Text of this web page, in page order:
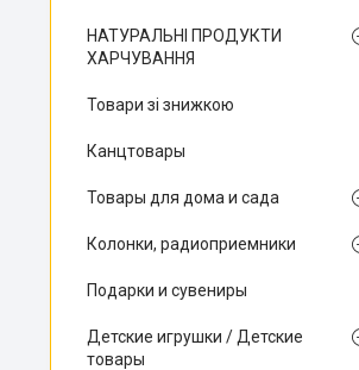
НАТУРАЛЬНІ ПРОДУКТИ
ХАРЧУВАННЯ
Товари зі знижкою
Канцтовары
Товары для дома и сада
Колонки, радиоприемники
Подарки и сувениры
Детские игрушки / Детские
товары